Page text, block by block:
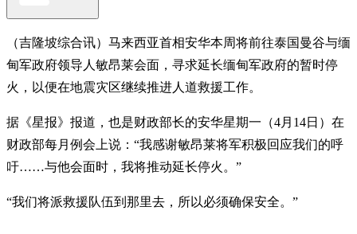
（吉隆坡综合讯）马来西亚首相安华本周将前往泰国曼谷与缅
甸军政府领导人敏昂莱会面，寻求延长缅甸军政府的暂时停
火，以便在地震灾区继续推进人道救援工作。
据《星报》报道，也是财政部长的安华星期一（4月14日）在
财政部每月例会上说：“我感谢敏昂莱将军积极回应我们的呼
吁……与他会面时，我将推动延长停火。”
“我们将派救援队伍到那里去，所以必须确保安全。”